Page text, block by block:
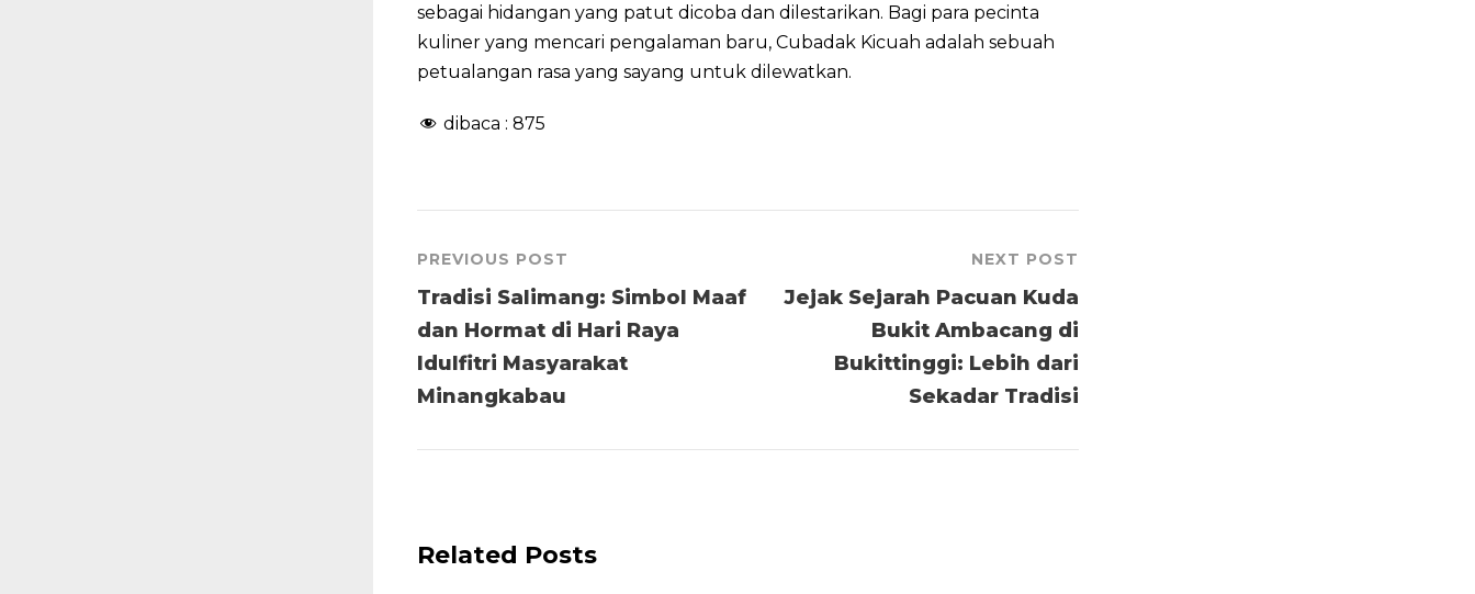
sebagai hidangan yang patut dicoba dan dilestarikan. Bagi para pecinta
kuliner yang mencari pengalaman baru, Cubadak Kicuah adalah sebuah
petualangan rasa yang sayang untuk dilewatkan.
dibaca : 875
PREVIOUS POST
Tradisi Salimang: Simbol Maaf
dan Hormat di Hari Raya
Idulfitri Masyarakat
Minangkabau
NEXT POST
Jejak Sejarah Pacuan Kuda
Bukit Ambacang di
Bukittinggi: Lebih dari
Sekadar Tradisi
Related Posts